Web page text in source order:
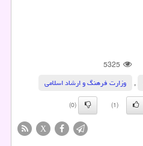
5325
,
وزارت فرهنگ و ارشاد اسلامی
(1)
(0)
X